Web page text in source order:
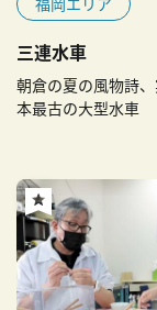
三連水車
朝倉の夏の風物詩
本最古の大型水車